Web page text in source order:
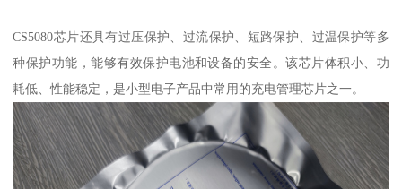
CS5080芯片还具有过压保护、过流保护、短路保护、过温保护等多
种保护功能，能够有效保护电池和设备的安全。该芯片体积小、功
耗低、性能稳定，是小型电子产品中常用的充电管理芯片之一。